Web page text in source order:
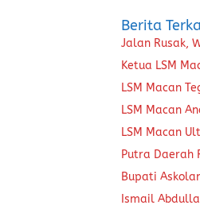
Berita
Jalan Rusak,
Ketua LSM
LSM Macan
LSM Macan
LSM Macan
Putra Daerah
Bupati
Ismail